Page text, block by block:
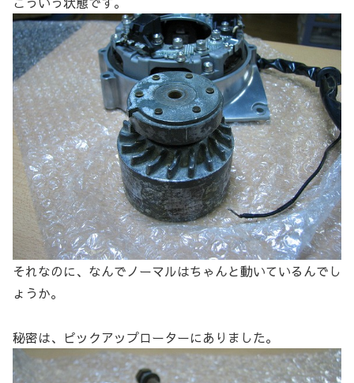
それなのに、なんでノーマルはちゃんと動いているんでし
ょうか。
秘密は、ピックアップローターにありました。